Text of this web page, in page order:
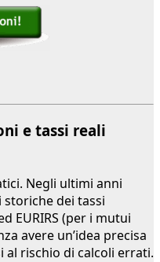
e tassi reali
Negli ultimi anni
dei tassi
EURIRS (per i mutui
avere un’idea precisa
al rischio di calcoli errati.